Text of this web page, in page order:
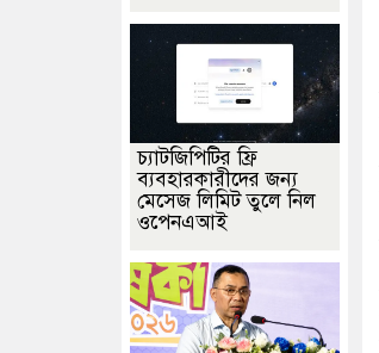
চ্যাটজিপিটির ফ্রি
ব্যবহারকারীদের জন্য
মেসেজ লিমিট তুলে নিল
ওপেনএআই